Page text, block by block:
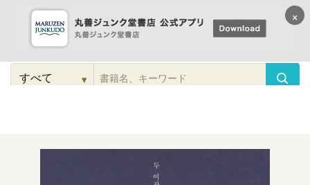
コンテンツに
進む
検
▾
×